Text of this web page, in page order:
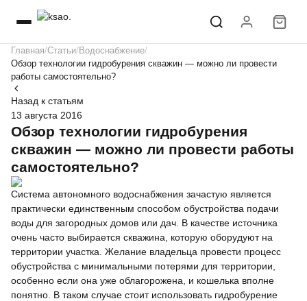
Главная Статьи Водоснабжение
Обзор технологии гидробурения скважин — можно ли провести
работы самостоятельно?
Назад к статьям
13 августа 2016
Обзор технологии гидробурения
скважин — можно ли провести работы
самостоятельно?
Система автономного водоснабжения зачастую является
практически единственным способом обустройства подачи
воды для загородных домов или дач. В качестве источника
очень часто выбирается скважина, которую оборудуют на
территории участка. Желание владельца провести процесс
обустройства с минимальными потерями для территории,
особенно если она уже облагорожена, и кошелька вполне
понятно. В таком случае стоит использовать гидробурение